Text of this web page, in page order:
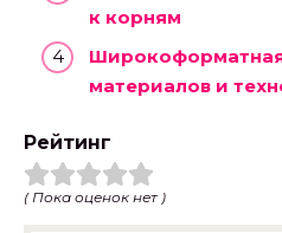
к корням
материалов и
Рейтинг
( Пока оценок нет )